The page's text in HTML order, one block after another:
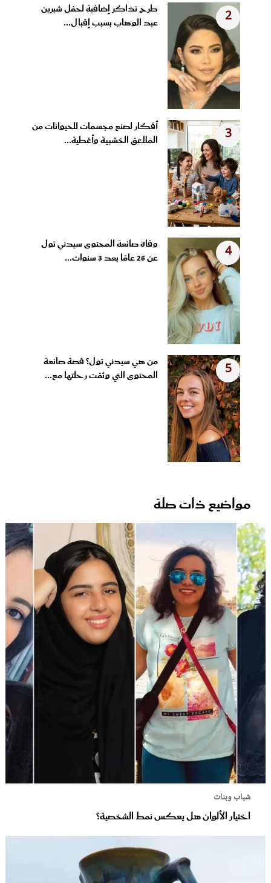
2
طرح تذاكر إضافية لحفل شيرين
عبد الوهاب بسبب إقبال...
3
أفكار لصنع مجسمات للحيوانات من
الملاعق الخشبية وأغطية...
4
وفاة صانعة المحتوى سيدني تول
عن 26 عامًا بعد 3 سنوات...
5
من هي سيدني تول؟ قصة صانعة
المحتوى التي وثقت رحلتها مع...
مواضيع ذات صلة
شباب وبنات
اختيار الألوان هل يعكس نمط الشخصية؟